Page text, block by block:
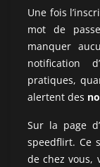
Une fois
mot de
manquer
notification
pratiques,
alertent des
Sur la page
speedflirt. Ce
de chez vous,